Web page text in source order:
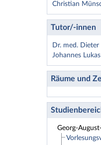
Christian
Tutor/-innen
Dr. med.
Johannes
Räume und
Georg-